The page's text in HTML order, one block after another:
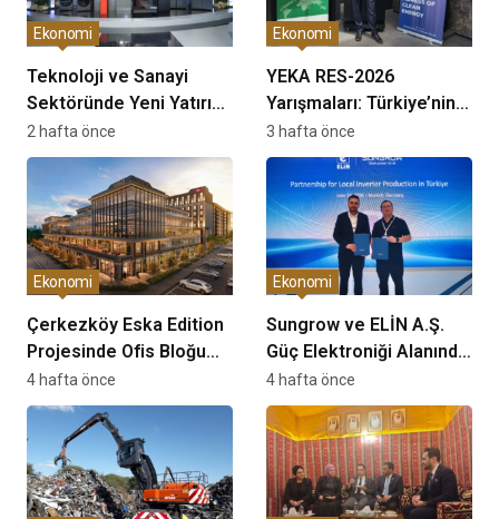
Teknoloji ve Sanayi
Sektöründe Yeni Yatırım
Dönemi Başladı
Ekonomi
2 hafta önce
YEKA RES-2026
Yarışmaları: Türkiye’nin
Temiz Enerji Üretiminde
Stratejik Bir Fırsat
Olarak Değerlendiriliyor
Ekonomi
3 hafta önce
Çerkezköy Eska Edition
Projesinde Ofis Bloğu
Satış Süreci Başladı
Ekonomi
4 hafta önce
Sungrow ve ELİN A.Ş.
Güç Elektroniği Alanında
Stratejik İş Birliği
Protokolü İmzaladı
Ekonomi
4 hafta önce